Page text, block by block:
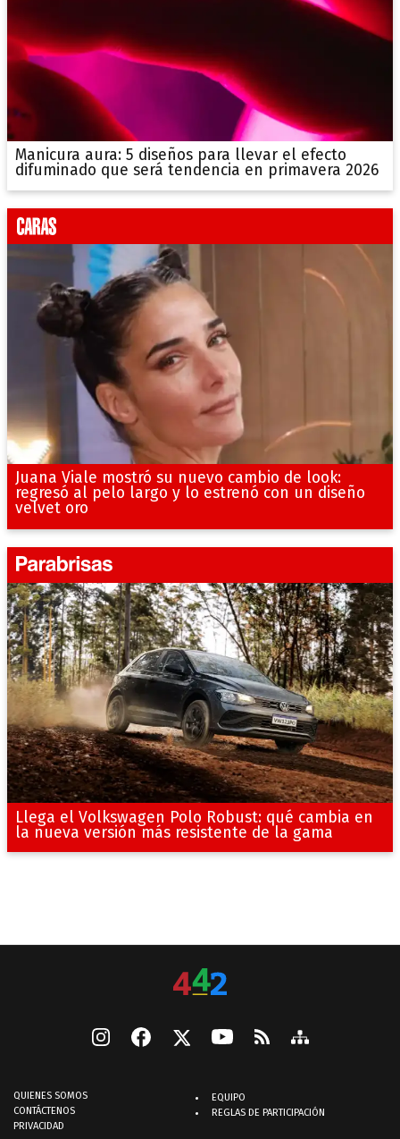
Manicura aura: 5 diseños para llevar el efecto
difuminado que será tendencia en primavera 2026
Juana Viale mostró su nuevo cambio de look:
regresó al pelo largo y lo estrenó con un diseño
velvet oro
Llega el Volkswagen Polo Robust: qué cambia en
la nueva versión más resistente de la gama
QUIENES SOMOS
CONTÁCTENOS
PRIVACIDAD
EQUIPO
REGLAS DE PARTICIPACIÓN